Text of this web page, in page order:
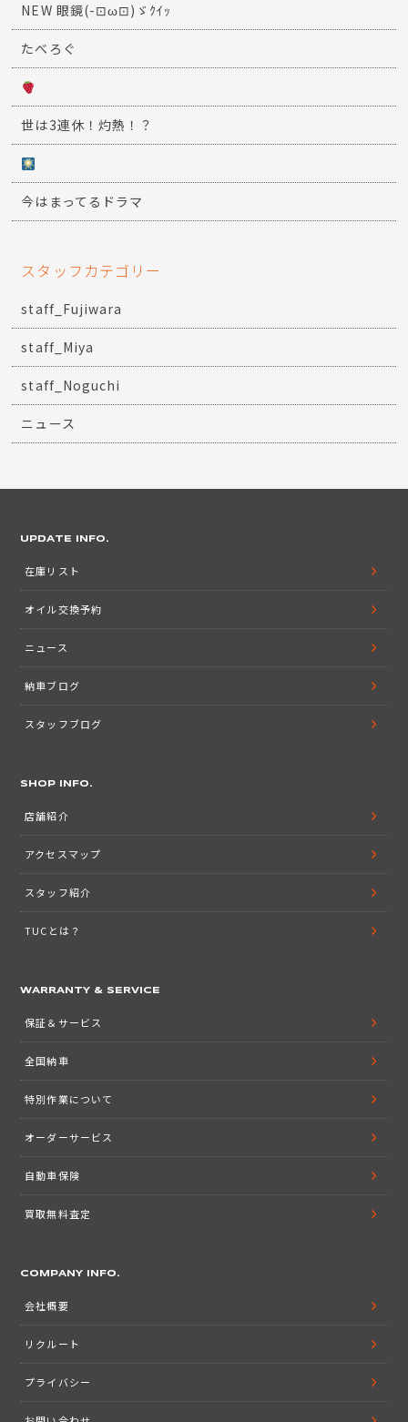
NEW 眼鏡(-⊡ω⊡)ゞｸｲｯ
たべろぐ
世は3連休！灼熱！？
今はまってるドラマ
スタッフカテゴリー
staff_Fujiwara
staff_Miya
staff_Noguchi
ニュース
UPDATE INFO.
在庫リスト
オイル交換予約
ニュース
納車ブログ
スタッフブログ
SHOP INFO.
店舗紹介
アクセスマップ
スタッフ紹介
TUCとは？
WARRANTY & SERVICE
保証＆サービス
全国納車
特別作業について
オーダーサービス
自動車保険
買取無料査定
COMPANY INFO.
会社概要
リクルート
プライバシー